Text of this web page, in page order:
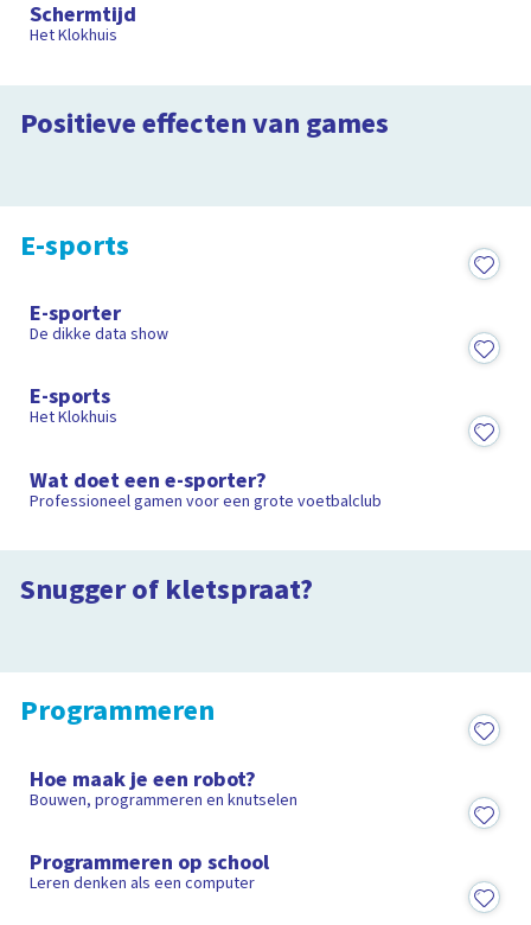
Schermtijd
Het Klokhuis
Positieve effecten van games
nadenken?
Het effect van gamen op je hersenen
Is gamen goed voor je
reactiesnelheid?
Gamers zijn sneller dan niet-gamers
E-sports
E-sporter
De dikke data show
E-sports
Het Klokhuis
Wat doet een e-sporter?
Professioneel gamen voor een grote voetbalclub
Snugger of kletspraat?
je goed kunnen gamen
Is het snugger of kletspraat?
Je wordt niet misselijk van gamen
in de auto
Is het snugger of kletspraat?
Programmeren
Hoe maak je een robot?
Bouwen, programmeren en knutselen
Programmeren op school
Leren denken als een computer